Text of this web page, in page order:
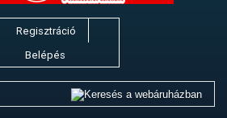
Regisztráció
Belépés